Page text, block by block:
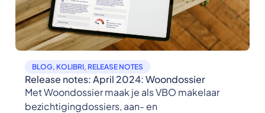
BLOG, KOLIBRI, RELEASE NOTES
Release notes: April 2024: Woondossier
Met Woondossier maak je als VBO makelaar
bezichtigingdossiers, aan- en